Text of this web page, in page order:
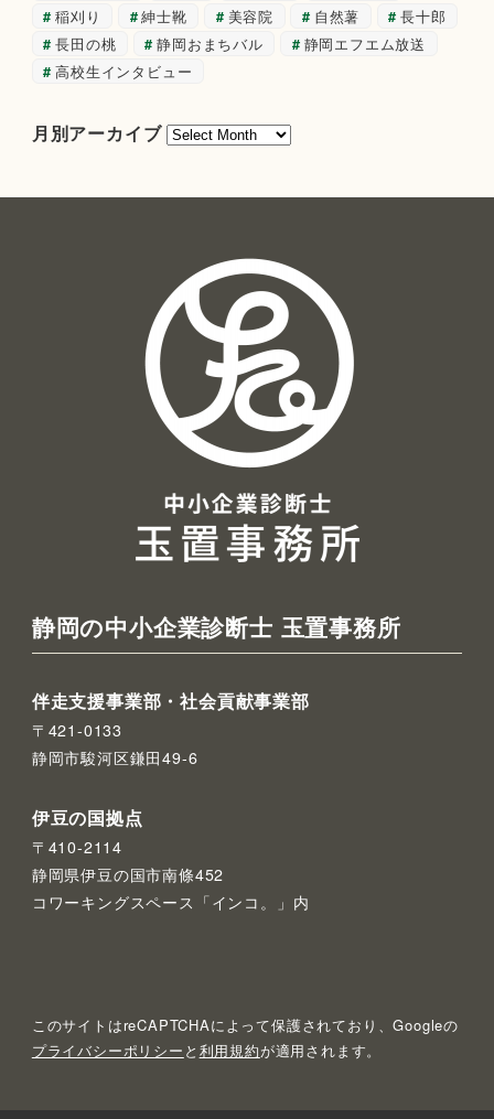
稲刈り
紳士靴 美容院 自然薯
長十郎
長田の桃
静岡おまちバル
静岡エフエム放送
高校生インタビュー
月別アーカイブ 月
ブ
静岡の中小企業診断士 玉置事務所
伴走支援事業部・社会貢献事業部
〒421-0133
静岡市駿河区鎌田49-6
伊豆の国拠点
〒410-2114
静岡県伊豆の国市南條452
コワーキングスペース「インコ。」内
このサイトはreCAPTCHAによって保護されており、Googleの
プライバシーポリシー と 利用規約が適用されます。